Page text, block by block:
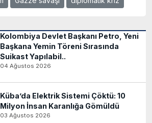
Kolombiya Devlet Başkanı Petro, Yeni
Başkana Yemin Töreni Sırasında
Suikast Yapılabil..
04 Ağustos 2026
Küba’da Elektrik Sistemi Çöktü: 10
Milyon İnsan Karanlığa Gömüldü
03 Ağustos 2026